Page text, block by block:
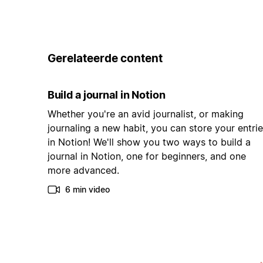
Gerelateerde content
Build a journal in Notion
Whether you're an avid journalist, or making
journaling a new habit, you can store your
in Notion! We'll show you two ways to build a
journal in Notion, one for beginners, and one
more advanced.
6 min video